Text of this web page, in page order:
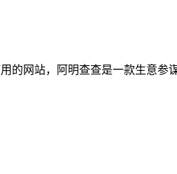
的网站，阿明查查是一款生意